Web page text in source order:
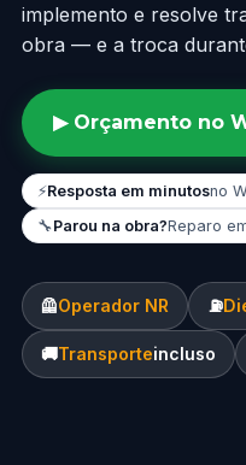
implemento e resolve
obra — e a troca
▶ Orçamento no
⚡Resposta em minutosno
🔧Parou na obra?Reparo
🦺Operador NR ⛽
🚚Transporteincluso